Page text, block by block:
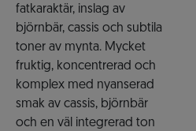
fatkaraktär, inslag av
björnbär, cassis och subtila
toner av mynta. Mycket
fruktig, koncentrerad och
komplex med nyanserad
smak av cassis, björnbär
och en väl integrerad ton